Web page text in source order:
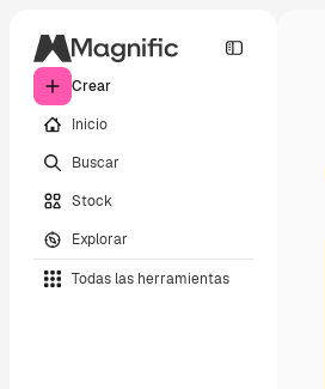
Crear
Inicio
Buscar
Stock
Explorar
Todas las herramientas